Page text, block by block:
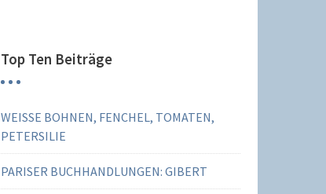
Top Ten Beiträge
WEISSE BOHNEN, FENCHEL, TOMATEN,
PETERSILIE
PARISER BUCHHANDLUNGEN: GIBERT